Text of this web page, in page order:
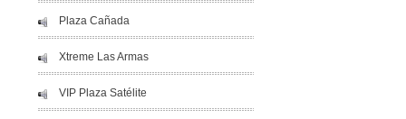
Plaza Cañada
Xtreme Las Armas
VIP Plaza Satélite